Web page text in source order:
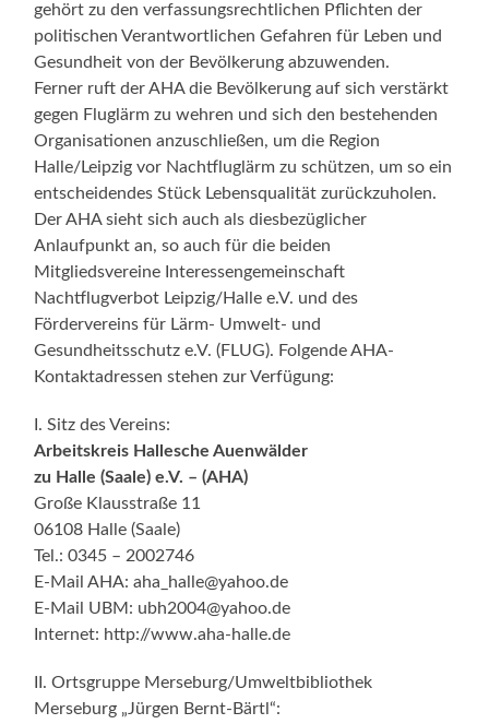
gehört zu den verfassungsrechtlichen Pflichten der
politischen Verantwortlichen Gefahren für Leben und
Gesundheit von der Bevölkerung abzuwenden.
Ferner ruft der AHA die Bevölkerung auf sich verstärkt
gegen Fluglärm zu wehren und sich den bestehenden
Organisationen anzuschließen, um die Region
Halle/Leipzig vor Nachtfluglärm zu schützen, um so ein
entscheidendes Stück Lebensqualität zurückzuholen.
Der AHA sieht sich auch als diesbezüglicher
Anlaufpunkt an, so auch für die beiden
Mitgliedsvereine Interessengemeinschaft
Nachtflugverbot Leipzig/Halle e.V. und des
Fördervereins für Lärm- Umwelt- und
Gesundheitsschutz e.V. (FLUG). Folgende AHA-
Kontaktadressen stehen zur Verfügung:
I. Sitz des Vereins:
Arbeitskreis Hallesche Auenwälder
zu Halle (Saale) e.V. – (AHA)
Große Klausstraße 11
06108 Halle (Saale)
Tel.: 0345 – 2002746
E-Mail AHA: aha_halle@yahoo.de
E-Mail UBM: ubh2004@yahoo.de
Internet: http://www.aha-halle.de
II. Ortsgruppe Merseburg/Umweltbibliothek
Merseburg „Jürgen Bernt-Bärtl“: